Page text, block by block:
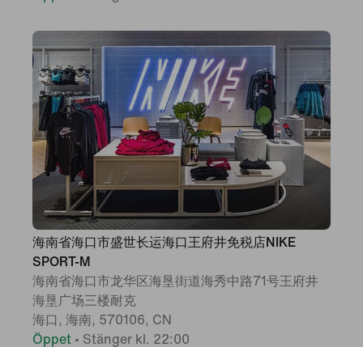
海南省海口市盛世长运海口王府井免税店NIKE
SPORT-M
海南省海口市龙华区海垦街道海秀中路71号王府井
海垦广场三楼耐克
海口, 海南, 570106, CN
Öppet • Stänger kl. 22:00